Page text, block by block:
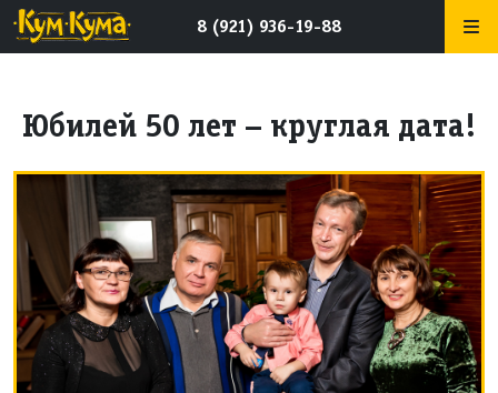
8 (921) 936-19-88
Юбилей 50 лет – круглая дата!